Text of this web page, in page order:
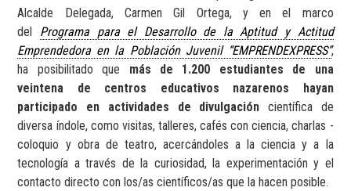
Alcalde Delegada, Carmen Gil Ortega, y en el marco
del Programa para el Desarrollo de la Aptitud y Actitud
Emprendedora en la Población Juvenil “EMPRENDEXPRESS”,
ha posibilitado que más de 1.200 estudiantes de una
veintena de centros educativos nazarenos hayan
participado en actividades de divulgación científica de
diversa índole, como visitas, talleres, cafés con ciencia, charlas -
coloquio y obra de teatro, acercándoles a la ciencia y a la
tecnología a través de la curiosidad, la experimentación y el
contacto directo con los/as científicos/as que la hacen posible.